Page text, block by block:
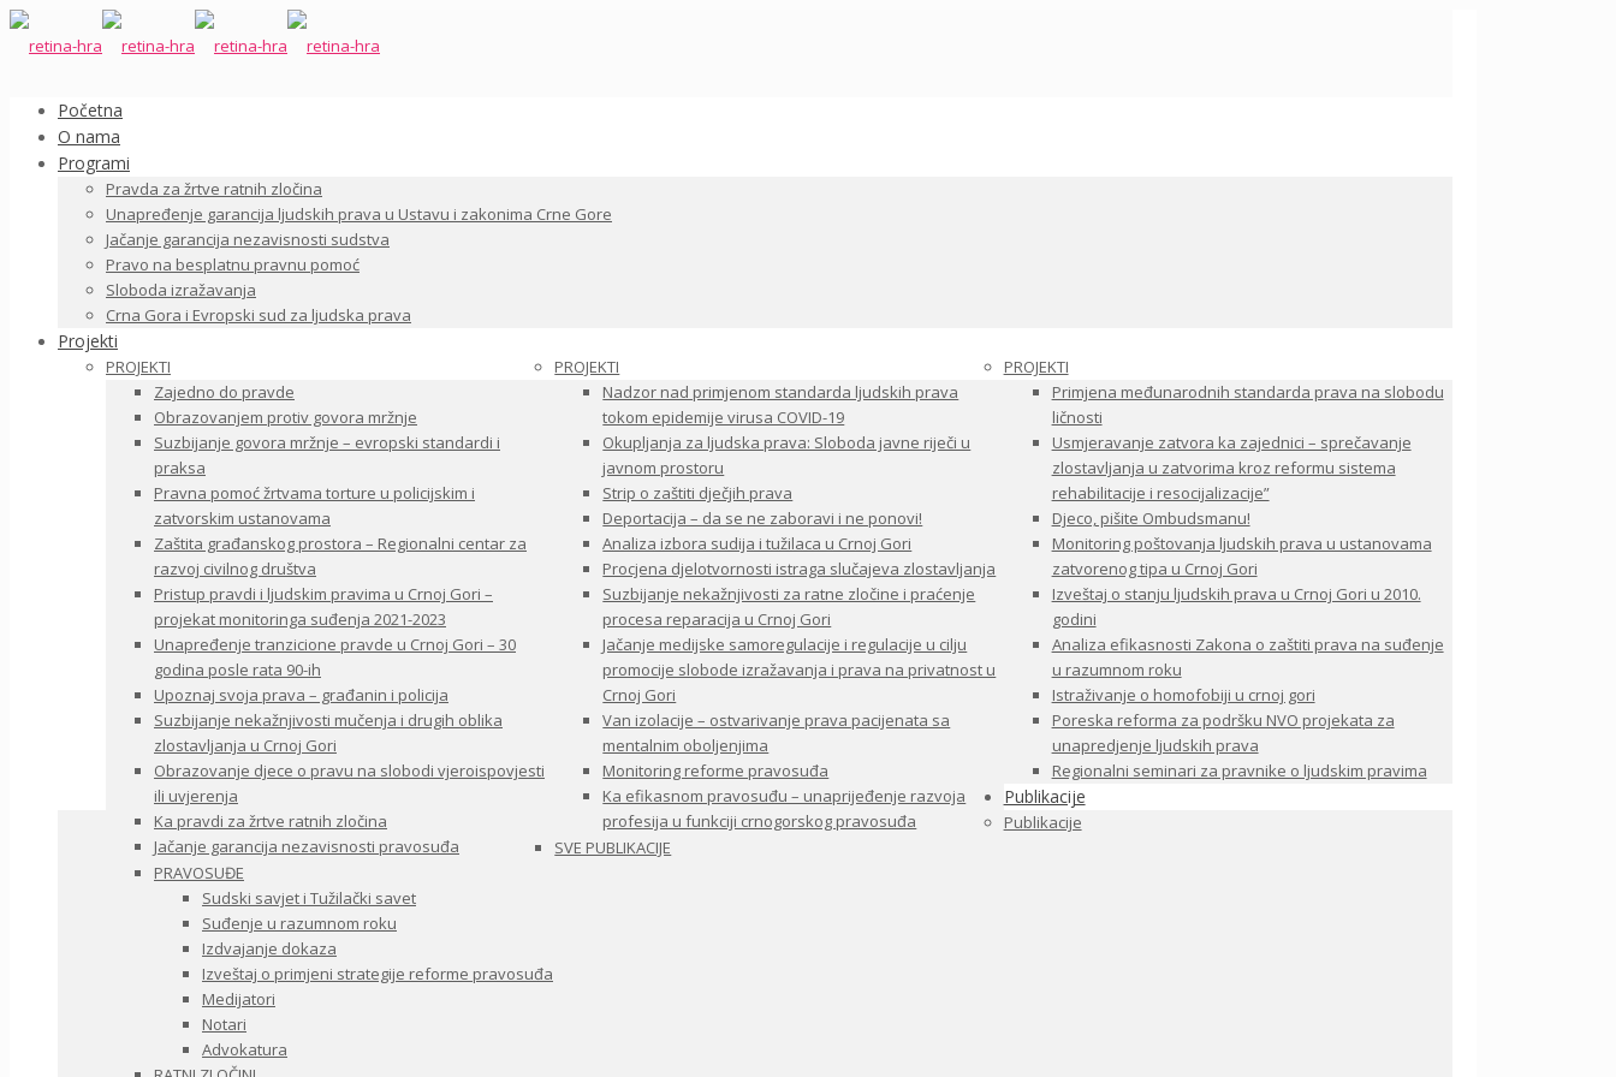
Početna
O nama
Programi
Pravda za žrtve ratnih zločina
Unapređenje garancija ljudskih prava u Ustavu i zakonima Crne Gore
Jačanje garancija nezavisnosti sudstva
Pravo na besplatnu pravnu pomoć
Sloboda izražavanja
Crna Gora i Evropski sud za ljudska prava
Projekti
PROJEKTI
Zajedno do pravde
Obrazovanjem protiv govora mržnje
Suzbijanje govora mržnje – evropski standardi i
praksa
Pravna pomoć žrtvama torture u policijskim i
zatvorskim ustanovama
Zaštita građanskog prostora – Regionalni centar za
razvoj civilnog društva
Pristup pravdi i ljudskim pravima u Crnoj Gori –
projekat monitoringa suđenja 2021-2023
Unapređenje tranzicione pravde u Crnoj Gori – 30
godina posle rata 90-ih
Upoznaj svoja prava – građanin i policija
Suzbijanje nekažnjivosti mučenja i drugih oblika
zlostavljanja u Crnoj Gori
Obrazovanje djece o pravu na slobodi vjeroispovjesti
ili uvjerenja
Ka pravdi za žrtve ratnih zločina
Jačanje garancija nezavisnosti pravosuđa
PROJEKTI
Nadzor nad primjenom standarda ljudskih prava
tokom epidemije virusa COVID-19
Okupljanja za ljudska prava: Sloboda javne riječi u
javnom prostoru
Strip o zaštiti dječjih prava
Deportacija – da se ne zaboravi i ne ponovi!
Analiza izbora sudija i tužilaca u Crnoj Gori
Procjena djelotvornosti istraga slučajeva zlostavljanja
Suzbijanje nekažnjivosti za ratne zločine i praćenje
procesa reparacija u Crnoj Gori
Jačanje medijske samoregulacije i regulacije u cilju
promocije slobode izražavanja i prava na privatnost u
Crnoj Gori
Van izolacije – ostvarivanje prava pacijenata sa
mentalnim oboljenjima
Monitoring reforme pravosuđa
Ka efikasnom pravosuđu – unaprijeđenje razvoja
profesija u funkciji crnogorskog pravosuđa
PROJEKTI
Primjena međunarodnih standarda prava na slobodu
ličnosti
Usmjeravanje zatvora ka zajednici – sprečavanje
zlostavljanja u zatvorima kroz reformu sistema
rehabilitacije i resocijalizacije”
Djeco, pišite Ombudsmanu!
Monitoring poštovanja ljudskih prava u ustanovama
zatvorenog tipa u Crnoj Gori
Izveštaj o stanju ljudskih prava u Crnoj Gori u 2010.
godini
Analiza efikasnosti Zakona o zaštiti prava na suđenje
u razumnom roku
Istraživanje o homofobiji u crnoj gori
Poreska reforma za podršku NVO projekata za
unapredjenje ljudskih prava
Regionalni seminari za pravnike o ljudskim pravima
Publikacije
Publikacije
SVE PUBLIKACIJE
PRAVOSUĐE
Sudski savjet i Tužilački savet
Suđenje u razumnom roku
Izdvajanje dokaza
Izveštaj o primjeni strategije reforme pravosuđa
Medijatori
Notari
Advokatura